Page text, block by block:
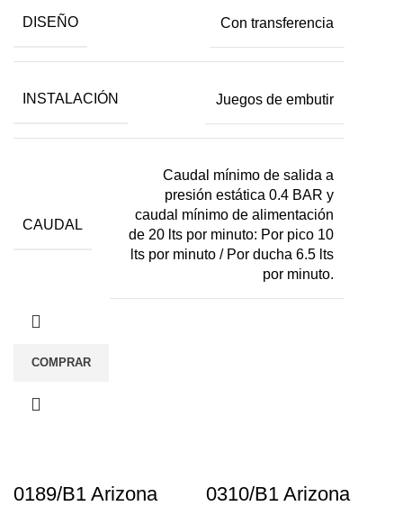
DISEÑO Con transferencia
INSTALACIÓN Juegos de embutir
CAUDAL
Caudal mínimo de salida a
presión estática 0.4 BAR y
caudal mínimo de alimentación
de 20 lts por minuto: Por pico 10
lts por minuto / Por ducha 6.5 lts
por minuto.
COMPRAR
0189/B1 Arizona
0310/B1 Arizona